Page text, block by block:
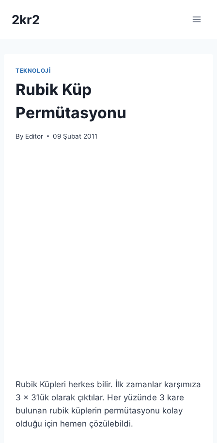
2kr2
TEKNOLOJI
Rubik Küp
Permütasyonu
By Editor 09 Şubat 2011
Rubik Küpleri herkes bilir. İlk zamanlar karşımıza
3 x 3’lük olarak çıktılar. Her yüzünde 3 kare
bulunan rubik küplerin permütasyonu kolay
olduğu için hemen çözülebildi.